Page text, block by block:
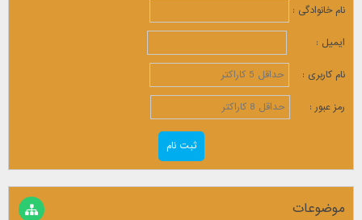
نام خانوادگی :
ایمیل :
نام کاربری :
رمز عبور :
موضوعات